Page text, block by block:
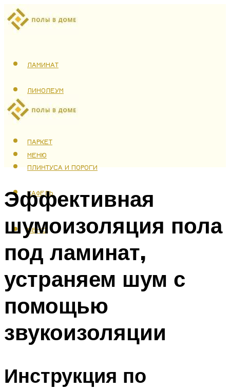
ЛАМИНАТ
ЛИНОЛЕУМ
ТЕПЛЫЙ ПОЛ
ПАРКЕТ
ПЛИНТУСА И ПОРОГИ
КАФЕЛЬ
МЕНЮ
МЕНЮ
Эффективная
шумоизоляция пола
под ламинат,
устраняем шум с
помощью
звукоизоляции
Инструкция по